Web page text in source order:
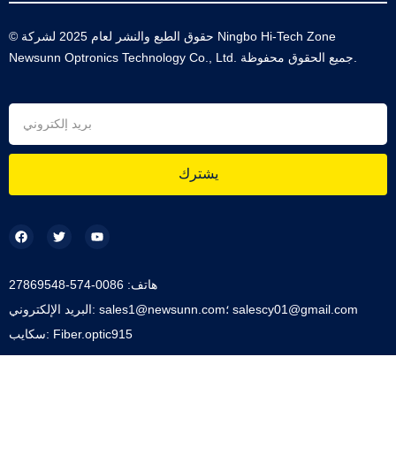
© حقوق الطبع والنشر لعام 2025 لشركة Ningbo Hi-Tech Zone
يشترك
البريد الإلكتروني: sales1@newsunn.com؛ salescy01@gmail.com
سكايب: Fiber.optic915